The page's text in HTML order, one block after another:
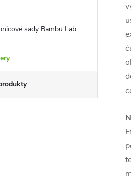
sady Bambu Lab